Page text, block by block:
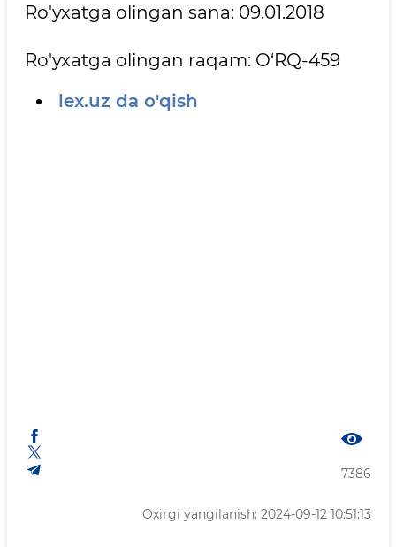
Ro'yxatga olingan sana: 09.01.2018
Ro'yxatga olingan raqam: O‘RQ-459
lex.uz da o'qish
7386
Oxirgi yangilanish: 2024-09-12 10:51:13